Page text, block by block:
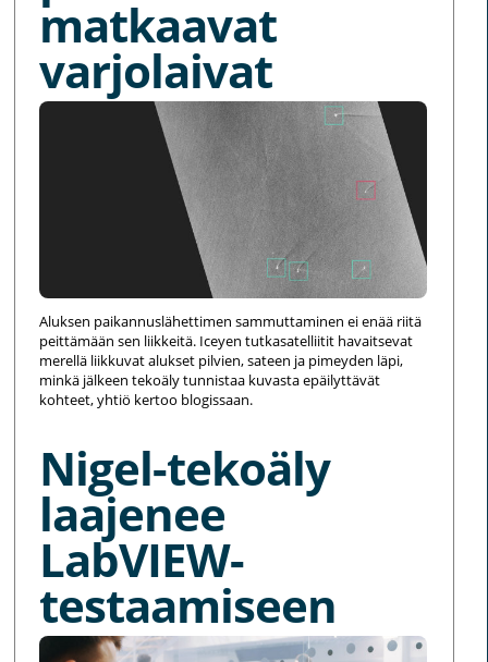
matkaavat
varjolaivat
Aluksen paikannuslähettimen sammuttaminen ei enää riitä
peittämään sen liikkeitä. Iceyen tutkasatelliitit havaitsevat
merellä liikkuvat alukset pilvien, sateen ja pimeyden läpi,
minkä jälkeen tekoäly tunnistaa kuvasta epäilyttävät
kohteet, yhtiö kertoo blogissaan.
Nigel-tekoäly
laajenee
LabVIEW-
testaamiseen